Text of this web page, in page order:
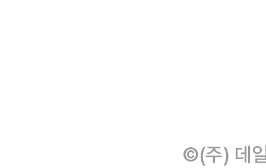
©(주) 데